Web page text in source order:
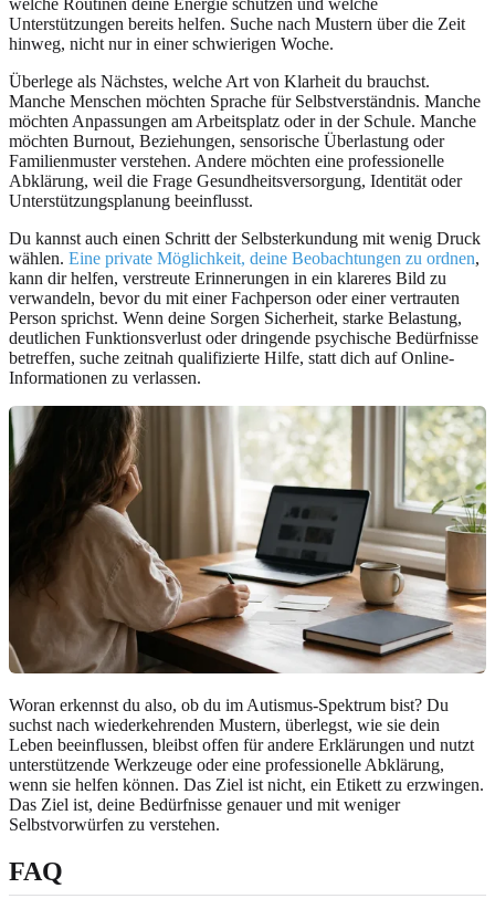
Unterstützungen bereits helfen. Suche nach Mustern über die Zeit
hinweg, nicht nur in einer schwierigen Woche.
Überlege als Nächstes, welche Art von Klarheit du brauchst.
Manche Menschen möchten Sprache für Selbstverständnis. Manche
möchten Anpassungen am Arbeitsplatz oder in der Schule. Manche
möchten Burnout, Beziehungen, sensorische Überlastung oder
Familienmuster verstehen. Andere möchten eine professionelle
Abklärung, weil die Frage Gesundheitsversorgung, Identität oder
Unterstützungsplanung beeinflusst.
Du kannst auch einen Schritt der Selbsterkundung mit wenig Druck
wählen. Eine private Möglichkeit, deine Beobachtungen zu ordnen,
kann dir helfen, verstreute Erinnerungen in ein klareres Bild zu
verwandeln, bevor du mit einer Fachperson oder einer vertrauten
Person sprichst. Wenn deine Sorgen Sicherheit, starke Belastung,
deutlichen Funktionsverlust oder dringende psychische Bedürfnisse
betreffen, suche zeitnah qualifizierte Hilfe, statt dich auf Online-
Informationen zu verlassen.
Woran erkennst du also, ob du im Autismus-Spektrum bist? Du
suchst nach wiederkehrenden Mustern, überlegst, wie sie dein
Leben beeinflussen, bleibst offen für andere Erklärungen und nutzt
unterstützende Werkzeuge oder eine professionelle Abklärung,
wenn sie helfen können. Das Ziel ist nicht, ein Etikett zu erzwingen.
Das Ziel ist, deine Bedürfnisse genauer und mit weniger
Selbstvorwürfen zu verstehen.
FAQ